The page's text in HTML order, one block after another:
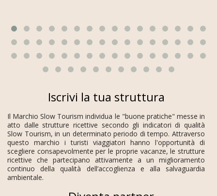
Iscrivi la tua struttura
Il Marchio Slow Tourism individua le "buone pratiche" messe in
atto dalle strutture ricettive secondo gli indicatori di qualità
Slow Tourism, in un determinato periodo di tempo. Attraverso
questo marchio i turisti viaggiatori hanno l'opportunità di
scegliere consapevolmente per le proprie vacanze, le strutture
ricettive che partecipano attivamente a un miglioramento
continuo della qualità dell’accoglienza e alla salvaguardia
ambientale.